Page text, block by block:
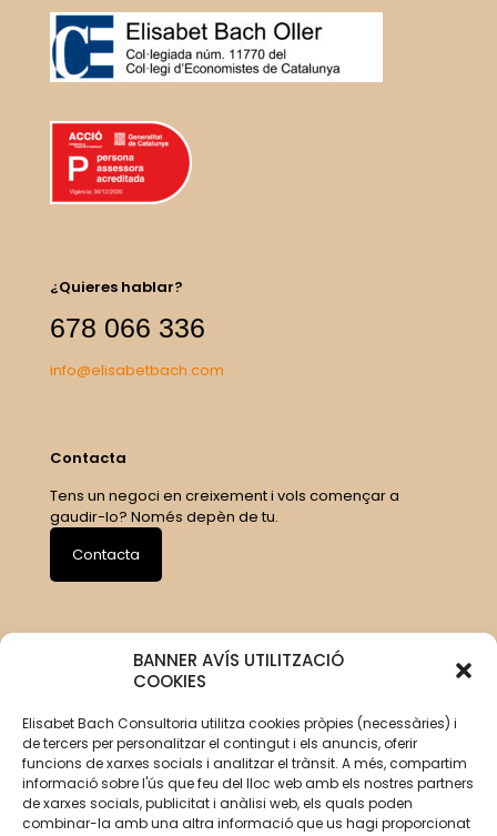
BANNER AVÍS UTILITZACIÓ
COOKIES
Elisabet Bach Consultoria utilitza cookies pròpies (necessàries) i
de tercers per personalitzar el contingut i els anuncis, oferir
funcions de xarxes socials i analitzar el trànsit. A més, compartim
informació sobre l'ús que feu del lloc web amb els nostres partners
de xarxes socials, publicitat i anàlisi web, els quals poden
combinar-la amb una altra informació que us hagi proporcionat
¿Quieres hablar?
678 066 336
info@elisabetbach.com
Contacta
Tens un negoci en creixement i vols començar a
gaudir-lo? Només depèn de tu.
Contacta